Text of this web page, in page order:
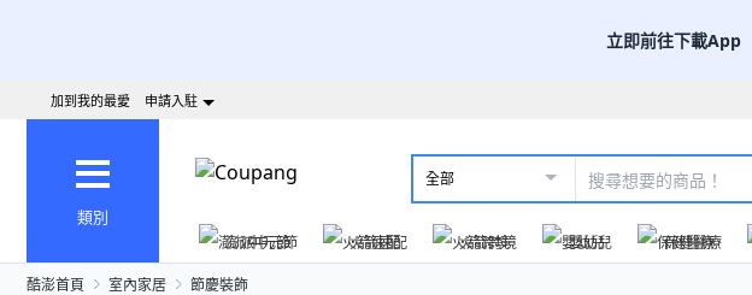
立即前往下載App
加到我的最愛 申請入駐
類別
全部
澎派中元節
火箭速配 火箭跨境 嬰幼兒 保健醫療
酷澎首頁 室內家居 節慶裝飾